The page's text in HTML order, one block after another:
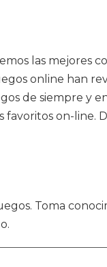
las mejores
online han
de siempre y
on-line.
Toma